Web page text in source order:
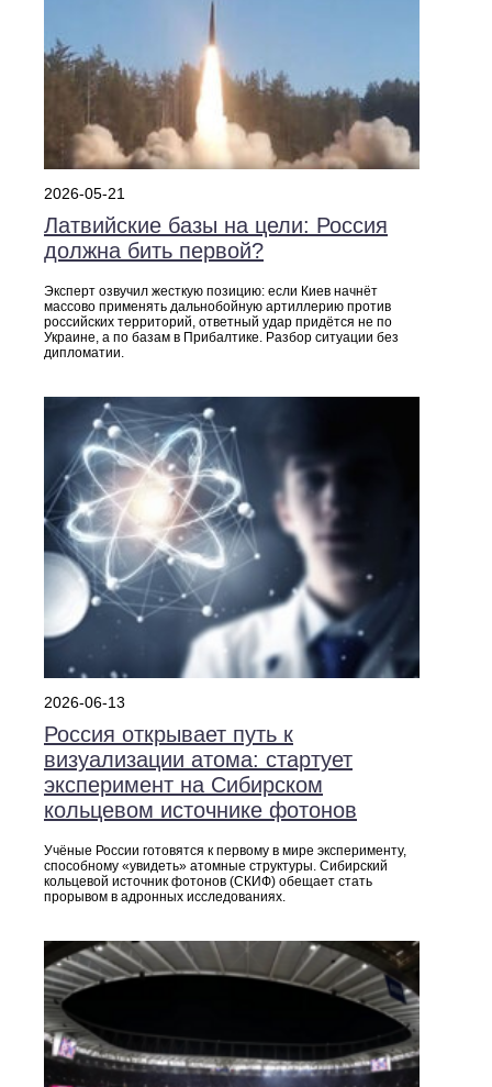
2026-05-21
Латвийские базы на цели: Россия
должна бить первой?
Эксперт озвучил жесткую позицию: если Киев начнёт
массово применять дальнобойную артиллерию против
российских территорий, ответный удар придётся не по
Украине, а по базам в Прибалтике. Разбор ситуации без
дипломатии.
2026-06-13
Россия открывает путь к
визуализации атома: стартует
эксперимент на Сибирском
кольцевом источнике фотонов
Учёные России готовятся к первому в мире эксперименту,
способному «увидеть» атомные структуры. Сибирский
кольцевой источник фотонов (СКИФ) обещает стать
прорывом в адронных исследованиях.